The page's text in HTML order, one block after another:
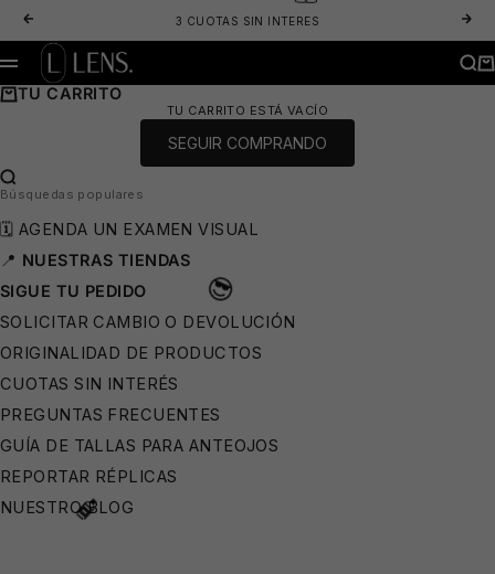
ANTERIOR
3 CUOTAS SIN INTERES
LENS. OPTICA ONLINE - LENTES DE SOL Y ANTEOJOS ÓPTICOS
MENÚ
TU CARRITO
TU CARRITO ESTÁ VACÍO
SEGUIR COMPRANDO
BUSCAR…
Búsquedas populares
🗓️ AGENDA UN EXAMEN VISUAL
📍 NUESTRAS TIENDAS
SIGUE TU PEDIDO
SOLICITAR CAMBIO O DEVOLUCIÓN
ORIGINALIDAD DE PRODUCTOS
CUOTAS SIN INTERÉS
PREGUNTAS FRECUENTES
GUÍA DE TALLAS PARA ANTEOJOS
REPORTAR RÉPLICAS
NUESTRO BLOG
🩳